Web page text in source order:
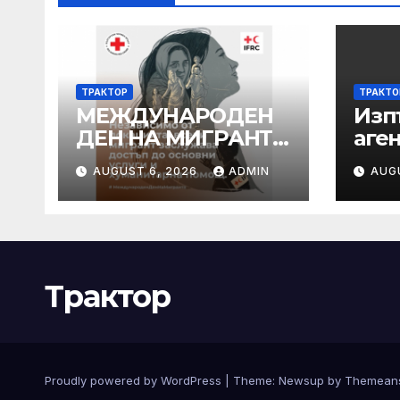
ТРАКТОР
МЕЖДУНАРОДЕН
ДЕН НА МИГРАНТА
– 18 ДЕКЕМВРИ
AUGUST 6, 2026 ADMIN
|
Трактор
Proudly powered by WordPress Theme: Newsup by